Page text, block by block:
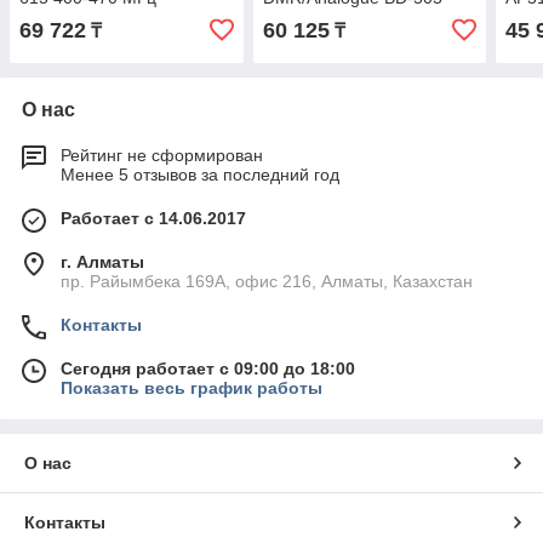
69 722 ₸
146-174 МГц
60 125₸ 45
О нас
Рейтинг не сформирован
Менее 5 отзывов за последний год
Работает с 14.06.2017
г. Алматы
пр. Райымбека 169А, офис 216, Алматы, Казахстан
Контакты
Сегодня работает с 09:00 до 18:00
Показать весь график работы
О нас
Контакты